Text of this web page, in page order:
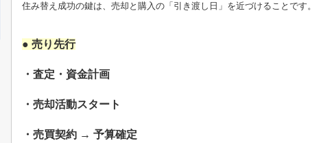
住み替え成功の鍵は、 売却と購入の「引き渡し日」を近づけること です。
● 売り先行
・査定・資金計画
・売却活動スタート
・売買契約 → 予算確定